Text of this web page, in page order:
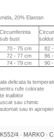
20% Elastan
Circumferinta
sub bust
solduri
70 - 75 cm 82
72 - 77 cm 86
74 - 79 cm 90
delicata la
rufe colorate
inalbitor
sau chimic
sau in
4 · MARKO ·